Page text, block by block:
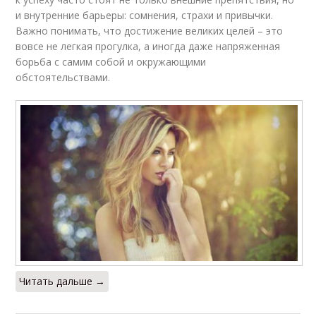
и внутренние барьеры: сомнения, страхи и привычки.
Важно понимать, что достижение великих целей – это
вовсе не легкая прогулка, а иногда даже напряженная
борьба с самим собой и окружающими
обстоятельствами.
Читать дальше →